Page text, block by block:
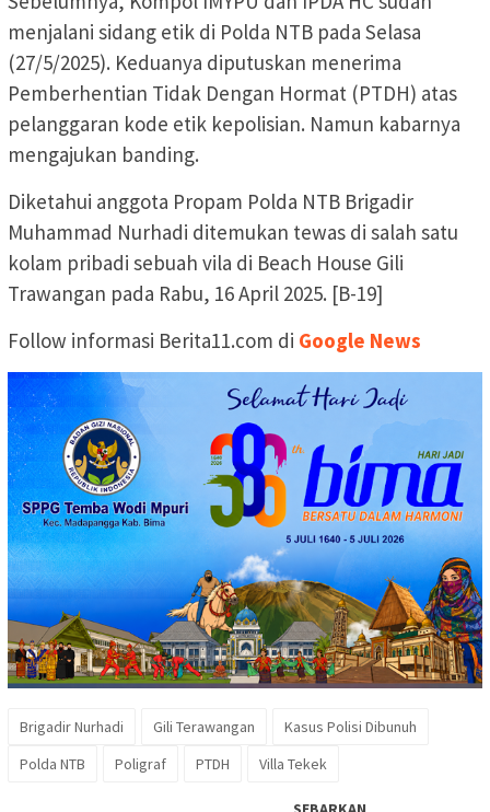
menjalani sidang etik di Polda NTB pada Selasa
(27/5/2025). Keduanya diputuskan menerima
Pemberhentian Tidak Dengan Hormat (PTDH) atas
pelanggaran kode etik kepolisian. Namun kabarnya
mengajukan banding.
Diketahui anggota Propam Polda NTB Brigadir
Muhammad Nurhadi ditemukan tewas di salah satu
kolam pribadi sebuah vila di Beach House Gili
Trawangan pada Rabu, 16 April 2025. [B-19]
Follow informasi Berita11.com di Google News
Brigadir Nurhadi Gili Terawangan
Kasus Polisi Dibunuh
Polda NTB
Poligraf PTDH Villa Tekek